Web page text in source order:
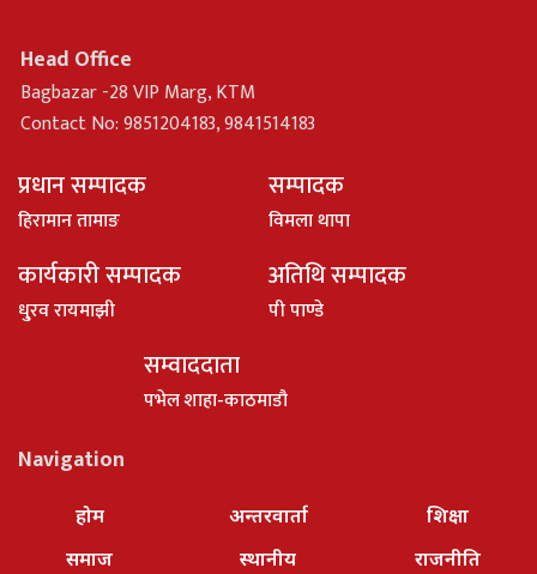
Head Office
Bagbazar -28 VIP Marg, KTM
Contact No: 9851204183, 9841514183
प्रधान सम्पादक
हिरामान तामाङ
सम्पादक
विमला थापा
कार्यकारी सम्पादक
धु्रव रायमाझी
अतिथि सम्पादक
पी पाण्डे
सम्वाददाता
पभेल शाहा-काठमाडौ
Navigation
होम
समाज
अन्तरवार्ता
स्थानीय
शिक्षा
राजनीति